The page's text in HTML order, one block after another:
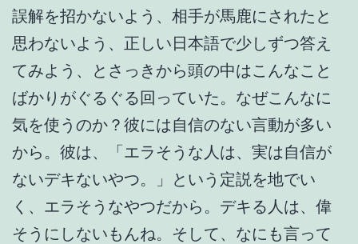
誤解を招かないよう、相手が馬鹿にされたと
思わないよう、正しい日本語で少しずつ答え
てみよう、とさっきから頭の中はこんなこと
ばかりがぐるぐる回っていた。なぜこんなに
気を使うのか？彼には自信のない言動が多い
から。彼は、「エラそうな人は、実は自信が
ないデキないやつ。」という定説を地でい
く、エラそうなやつだから。デキる人は、偉
そうにしないもんね。そして、なにも言って